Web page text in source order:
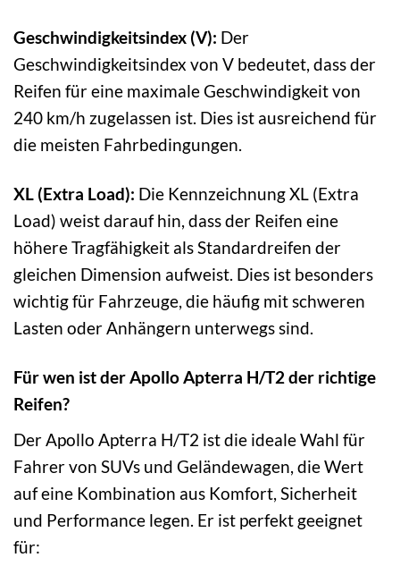
Geschwindigkeitsindex (V): Der
Geschwindigkeitsindex von V bedeutet, dass der
Reifen für eine maximale Geschwindigkeit von
240 km/h zugelassen ist. Dies ist ausreichend für
die meisten Fahrbedingungen.
XL (Extra Load): Die Kennzeichnung XL (Extra
Load) weist darauf hin, dass der Reifen eine
höhere Tragfähigkeit als Standardreifen der
gleichen Dimension aufweist. Dies ist besonders
wichtig für Fahrzeuge, die häufig mit schweren
Lasten oder Anhängern unterwegs sind.
Für wen ist der Apollo Apterra H/T2 der richtige
Reifen?
Der Apollo Apterra H/T2 ist die ideale Wahl für
Fahrer von SUVs und Geländewagen, die Wert
auf eine Kombination aus Komfort, Sicherheit
und Performance legen. Er ist perfekt geeignet
für: